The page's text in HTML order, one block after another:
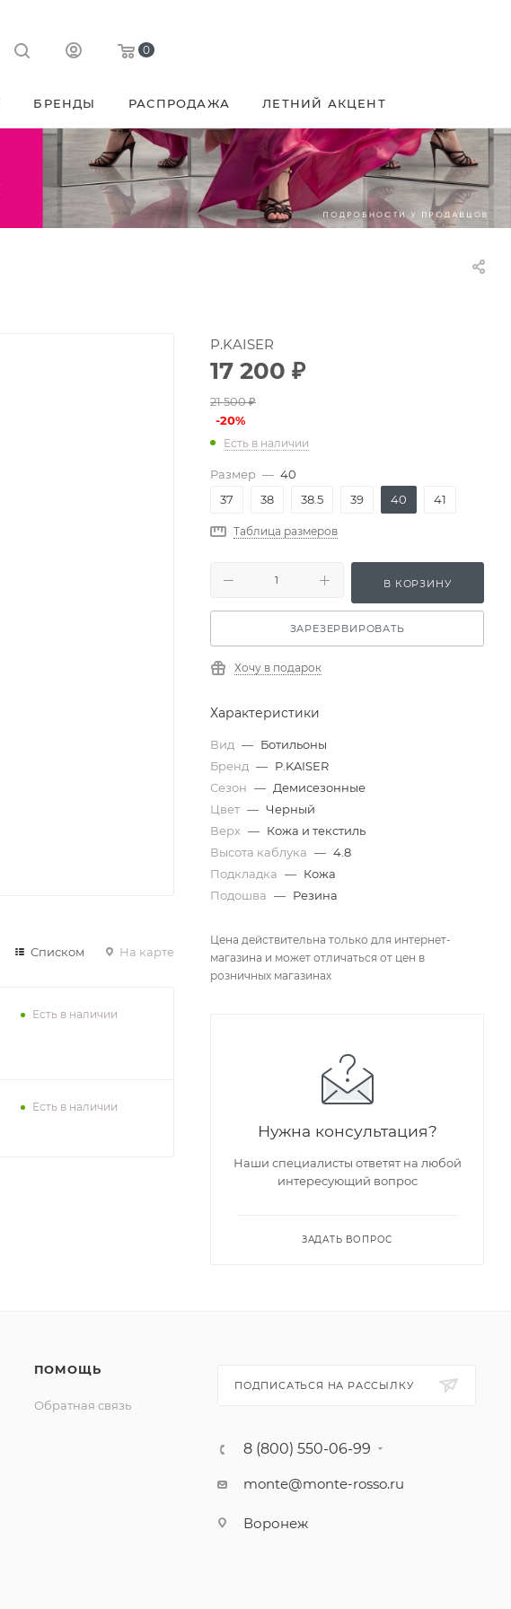
0
БРЕНДЫ РАСПРОДАЖА ЛЕТНИЙ АКЦЕНТ
Списком На карте
Есть в наличии
Есть в наличии
P.KAISER
17 200 ₽
21 500₽
-20%
Есть в наличии
Размер — 40
37
38 38.5 39 40 41
Таблица размеров
В КОРЗИНУ
ЗАРЕЗЕРВИРОВАТЬ
Хочу в подарок
Характеристики
Вид — Ботильоны
Бренд — P.KAISER
Сезон — Демисезонные
Цвет — Черный
Верх — Кожа и текстиль
Высота каблука — 4.8
Подкладка — Кожа
Подошва — Резина
Цена действительна только для интернет-
магазина и может отличаться от цен в
розничных магазинах
Нужна консультация?
Наши специалисты ответят на любой
интересующий вопрос
ЗАДАТЬ ВОПРОС
ПОМОЩЬ
Обратная связь
ПОДПИСАТЬСЯ НА РАССЫЛКУ
8 (800) 550-06-99
monte@monte-rosso.ru
Воронеж